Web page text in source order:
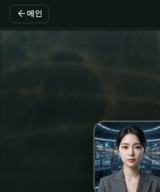
arrow_back 메인